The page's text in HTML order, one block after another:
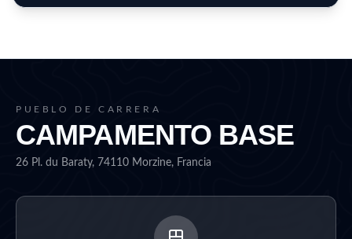
PUEBLO DE CARRERA
CAMPAMENTO BASE
26 Pl. du Baraty, 74110 Morzine, Francia